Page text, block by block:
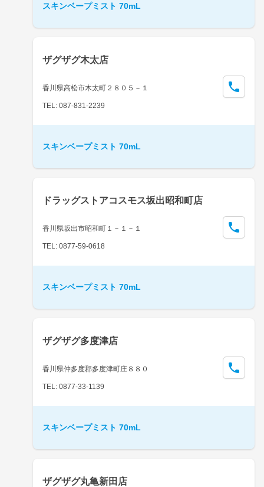
スキンベープミスト 70mL
ザグザグ木太店
香川県高松市木太町２８０５－１
TEL: 087-831-2239
スキンベープミスト 70mL
ドラッグストアコスモス坂出昭和町店
香川県坂出市昭和町１－１－１
TEL: 0877-59-0618
スキンベープミスト 70mL
ザグザグ多度津店
香川県仲多度郡多度津町庄８８０
TEL: 0877-33-1139
スキンベープミスト 70mL
ザグザグ丸亀新田店